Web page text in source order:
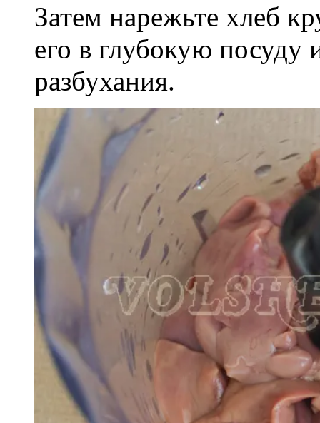
Затем нарежьте хлеб
его в глубокую посуду
разбухания.